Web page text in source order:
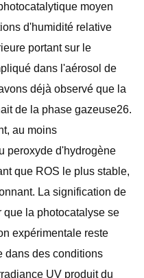
moyen
d'humidité relative
portant sur le
dans l'aérosol de
déjà observé que la
de la phase gazeuse26.
au moins
peroxyde d'hydrogène
que ROS le plus stable,
La signification de
que la photocatalyse se
expérimentale reste
dans des conditions
UV produit du